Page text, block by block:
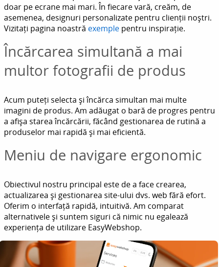
doar pe ecrane mai mari. În fiecare vară, creăm, de
asemenea, designuri personalizate pentru clienții noștri.
Vizitați pagina noastră exemple pentru inspirație.
Încărcarea simultană a mai
multor fotografii de produs
Acum puteți selecta și încărca simultan mai multe
imagini de produs. Am adăugat o bară de progres pentru
a afișa starea încărcării, făcând gestionarea de rutină a
produselor mai rapidă și mai eficientă.
Meniu de navigare ergonomic
Obiectivul nostru principal este de a face crearea,
actualizarea și gestionarea site-ului dvs. web fără efort.
Oferim o interfață rapidă, intuitivă. Am comparat
alternativele și suntem siguri că nimic nu egalează
experiența de utilizare EasyWebshop.